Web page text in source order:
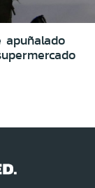
apuñalado